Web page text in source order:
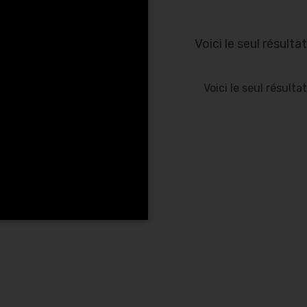
Voici le seul résultat
Voici le seul résultat